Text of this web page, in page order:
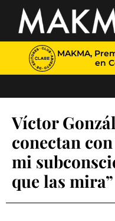
MAKMA,
en
Víctor
conectan
mi
que las mira”